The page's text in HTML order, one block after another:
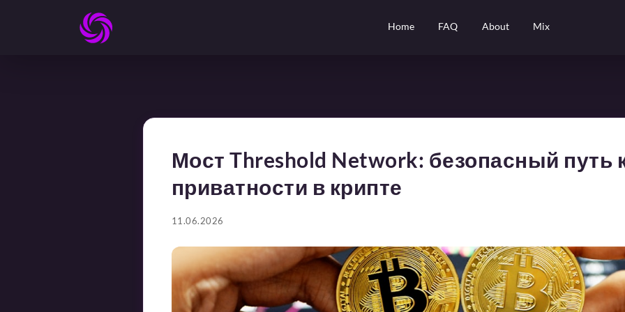
Home FAQ About Mix
Мост Threshold Network: безопасный путь
приватности в крипте
11.06.2026